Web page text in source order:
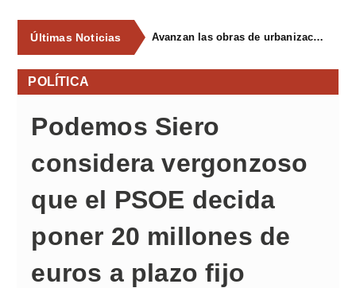
Últimas Noticias Avanzan las obras de urbanización del parque de La Reconquista, en los terrenos del antiguo matadero de Pola de Siero
POLÍTICA
Podemos Siero
considera vergonzoso
que el PSOE decida
poner 20 millones de
euros a plazo fijo